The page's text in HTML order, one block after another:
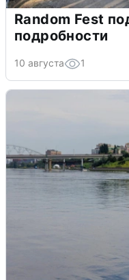
Random Fest
подробности
10 августа 1